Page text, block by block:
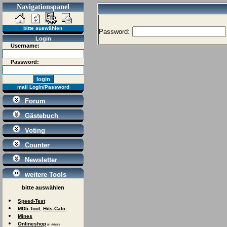
Navigationspanel
bitte auswählen
Login
Username:
Password:
mail Login/Password
Forum
Gästebuch
Voting
Counter
Newsletter
weitere Tools
bitte auswählen
Speed-Test
MD5-Tool, Hits-Calc
Mines
Onlineshop (in Arbeit)
Password: